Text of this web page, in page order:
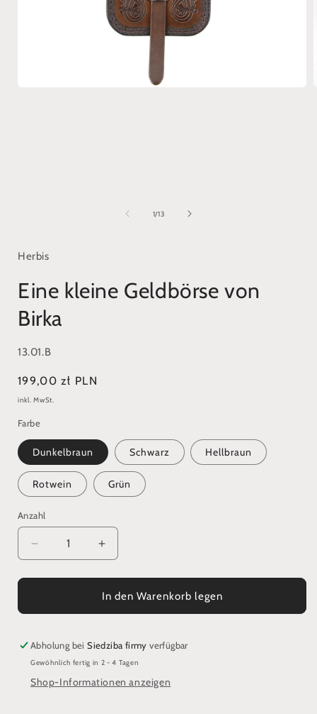
1/von
13
Herbis
Eine kleine Geldbörse von
Birka
SKU:
13.01.B
Normaler
Preis
199,00 zł PLN
inkl. MwSt.
Farbe
Dunkelbraun Schwarz Hellbraun
Rotwein Grün
Anzahl
Verringere
die
Menge
Geldbörse
Birka
Erhöhe
die
Menge
für
Geldbörse
Birka
In den Warenkorb legen
Abholung beiSiedziba firmy verfügbar
Gewöhnlich fertig in 2 - 4 Tagen
Shop-Informationen anzeigen